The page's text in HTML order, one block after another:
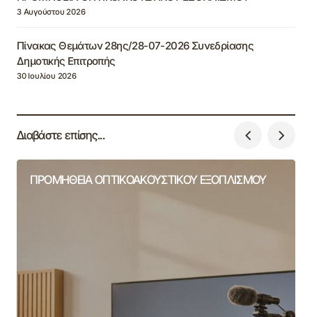
3 Αυγούστου 2026
Πίνακας Θεμάτων 28ης/28-07-2026 Συνεδρίασης
Δημοτικής Επιτροπής
30 Ιουλίου 2026
Διαβάστε επίσης...
ΠΡΟΜΗΘΕΙΑ ΟΠΤΙΚΟΑΚΟΥΣΤΙΚΟΥ ΕΞΟΠΛΙΣΜΟΥ